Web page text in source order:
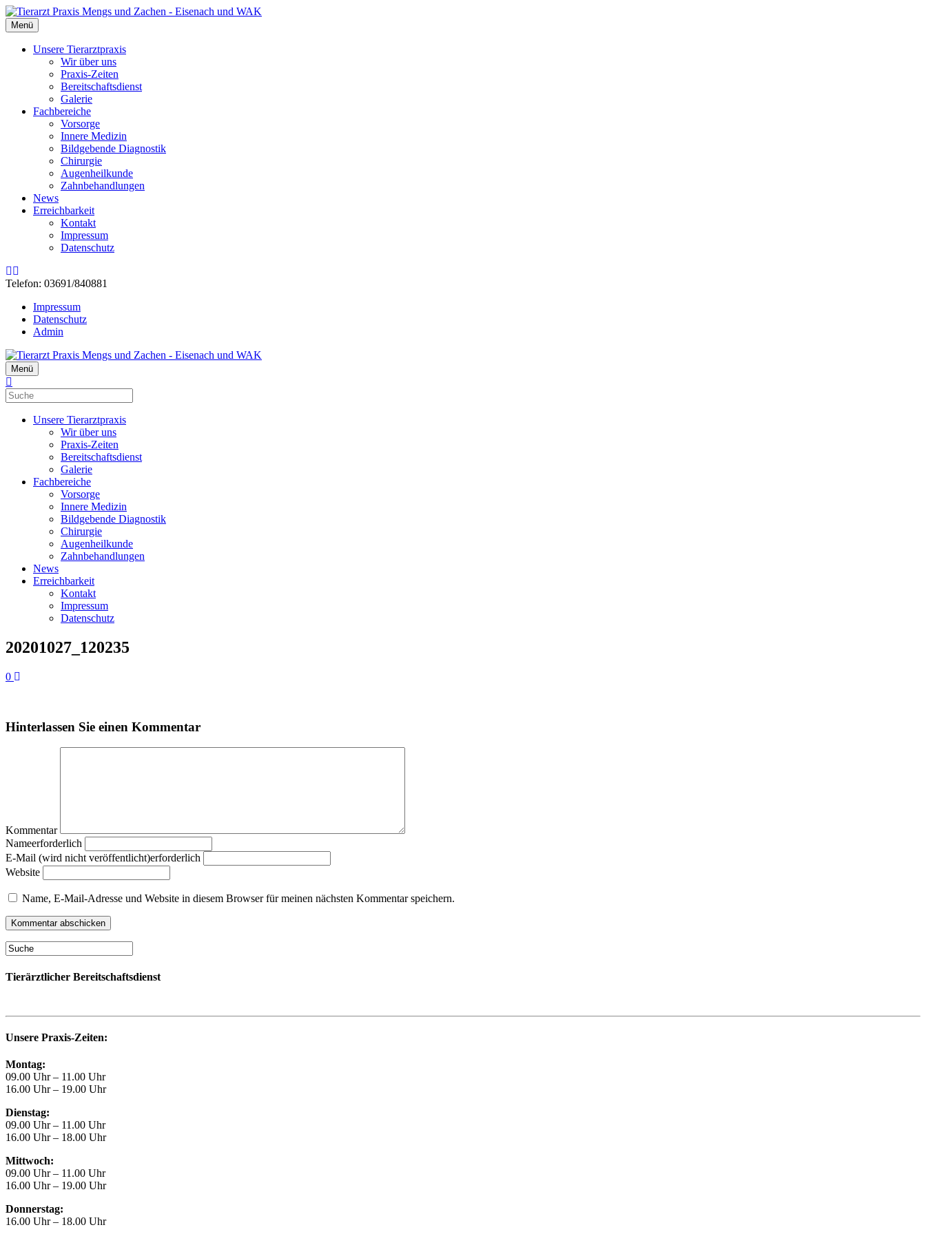
Menü
Unsere Tierarztpraxis
Wir über uns
Praxis-Zeiten
Bereitschaftsdienst
Galerie
Fachbereiche
Vorsorge
Innere Medizin
Bildgebende Diagnostik
Chirurgie
Augenheilkunde
Zahnbehandlungen
News
Erreichbarkeit
Kontakt
Impressum
Datenschutz
RssEmail
Telefon: 03691/840881
Impressum
Datenschutz
Admin
Menü
Unsere Tierarztpraxis
Wir über uns
Praxis-Zeiten
Bereitschaftsdienst
Galerie
Fachbereiche
Vorsorge
Innere Medizin
Bildgebende Diagnostik
Chirurgie
Augenheilkunde
Zahnbehandlungen
News
Erreichbarkeit
Kontakt
Impressum
Datenschutz
20201027_120235
0
Hinterlassen Sie einen Kommentar
Kommentar
Nameerforderlich
E-Mail (wird nicht veröffentlicht)erforderlich
Website
Name, E-Mail-Adresse und Website in diesem Browser für meinen nächsten Kommentar speichern.
Tierärztlicher Bereitschaftsdienst
Unsere Praxis-Zeiten:
Montag:
09.00 Uhr – 11.00 Uhr
16.00 Uhr – 19.00 Uhr
Dienstag:
09.00 Uhr – 11.00 Uhr
16.00 Uhr – 18.00 Uhr
Mittwoch:
09.00 Uhr – 11.00 Uhr
16.00 Uhr – 19.00 Uhr
Donnerstag:
16.00 Uhr – 18.00 Uhr